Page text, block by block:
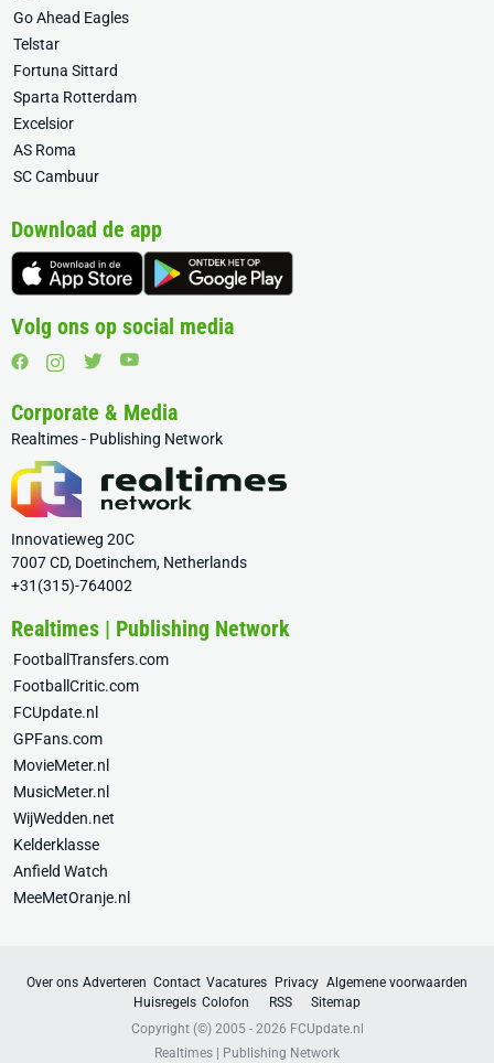
Go Ahead Eagles
Telstar
Fortuna Sittard
Sparta Rotterdam
Excelsior
AS Roma
SC Cambuur
Download de app
Volg ons op social media
Corporate & Media
Realtimes - Publishing Network
Innovatieweg 20C
7007 CD, Doetinchem, Netherlands
+31(315)-764002
Realtimes | Publishing Network
FootballTransfers.com
FootballCritic.com
FCUpdate.nl
GPFans.com
MovieMeter.nl
MusicMeter.nl
WijWedden.net
Kelderklasse
Anfield Watch
MeeMetOranje.nl
Over ons Adverteren Contact Vacatures Privacy Algemene voorwaarden
Huisregels Colofon RSS
Sitemap
Copyright (©) 2005 - 2026 FCUpdate.nl
Realtimes | Publishing Network